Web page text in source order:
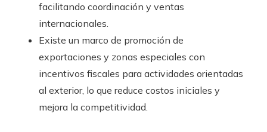
facilitando coordinación y ventas
internacionales.
Existe un marco de promoción de
exportaciones y zonas especiales con
incentivos fiscales para actividades orientadas
al exterior, lo que reduce costos iniciales y
mejora la competitividad.